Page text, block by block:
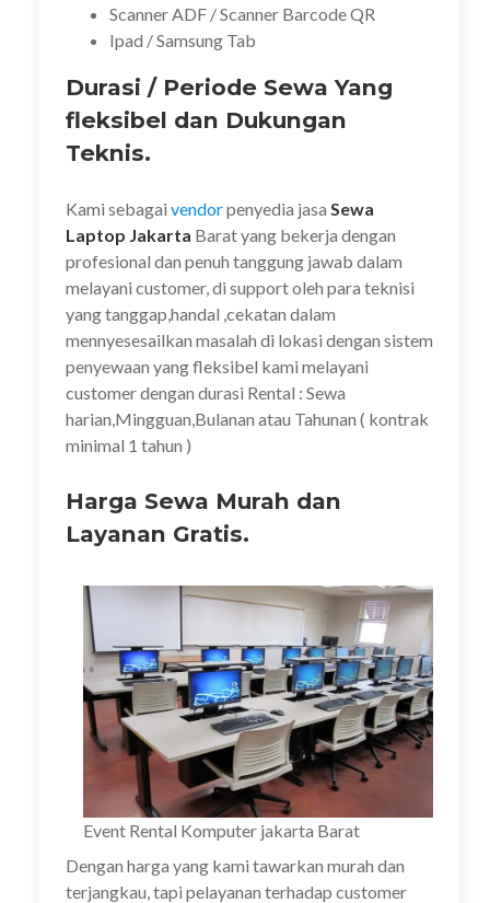
Scanner ADF / Scanner Barcode QR
Ipad / Samsung Tab
Durasi / Periode Sewa Yang
fleksibel dan Dukungan
Teknis.
Kami sebagai vendorpenyedia jasa Sewa
Laptop Jakarta Barat yang bekerja dengan
profesional dan penuh tanggung jawab dalam
melayani customer, di support oleh para teknisi
yang tanggap,handal ,cekatan dalam
mennyesesailkan masalah di lokasi dengan sistem
penyewaan yang fleksibel kami melayani
customer dengan durasi Rental : Sewa
harian,Mingguan,Bulanan atau Tahunan ( kontrak
minimal 1 tahun )
Harga Sewa Murah dan
Layanan Gratis.
Event Rental Komputer jakarta Barat
Dengan harga yang kami tawarkan murah dan
terjangkau, tapi pelayanan terhadap customer